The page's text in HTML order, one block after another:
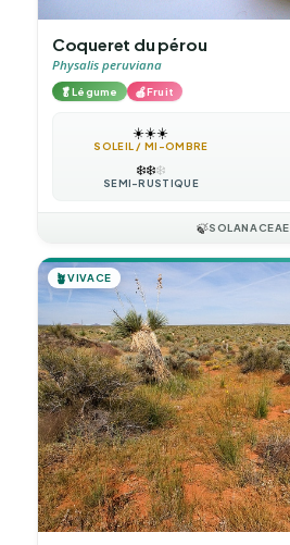
Coqueret du pérou
Physalis peruviana
🥬Légume 🍎Fruit
☀️☀️☀️
SOLEIL / MI-OMBRE
❄️❄️❄️
SEMI-RUSTIQUE
🍃SOLANACEAE
🪴VIVACE